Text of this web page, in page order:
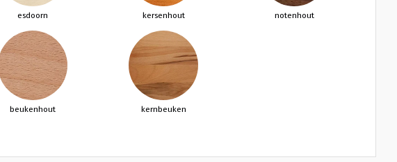
esdoorn kersenhout notenhout
beukenhout kernbeuken